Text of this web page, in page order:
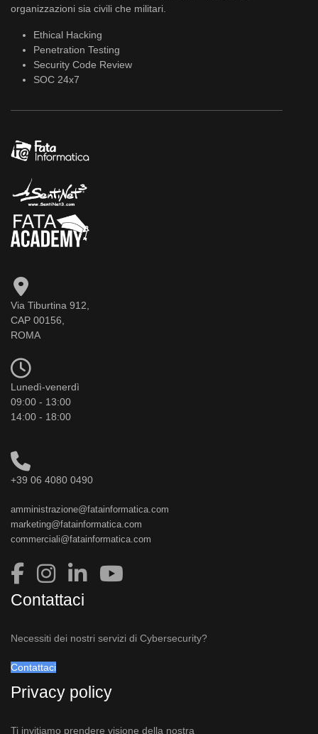
organizzazioni sia civili che militari.
Ethical Hacking
Penetration Testing
Security Code Review
SOC 24x7
Via Tiburtina 912,
CAP 00156,
ROMA
Lunedì-venerdì
09:00 - 13:00
14:00 - 18:00
+39 06 4080 0490
amministrazione@fatainformatica.com
marketing@fatainformatica.com
commerciali@fatainformatica.com
Contattaci
Necessiti dei nostri servizi di Cybersecurity?
Contattaci
Privacy policy
Ti invitiamo prendere visione della nostra